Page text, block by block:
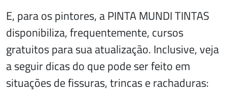
E, para os pintores, a PINTA MUNDI TINTAS
disponibiliza, frequentemente, cursos
gratuitos para sua atualização. Inclusive, veja
a seguir dicas do que pode ser feito em
situações de fissuras, trincas e rachaduras: